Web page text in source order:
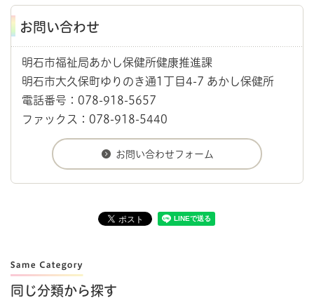
お問い合わせ
明石市福祉局あかし保健所健康推進課
明石市大久保町ゆりのき通1丁目4-7 あかし保健所
電話番号：078-918-5657
ファックス：078-918-5440
同じ分類から探す